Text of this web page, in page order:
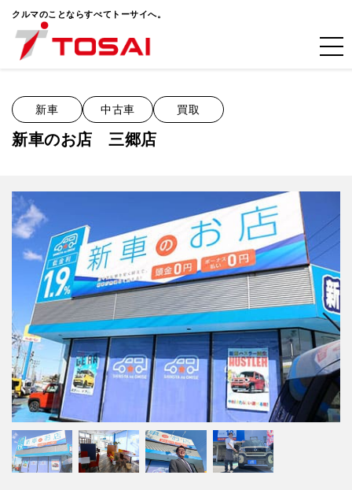
クルマのことならすべてトーサイへ。
新車 中古車 買取
新車のお店 三郷店